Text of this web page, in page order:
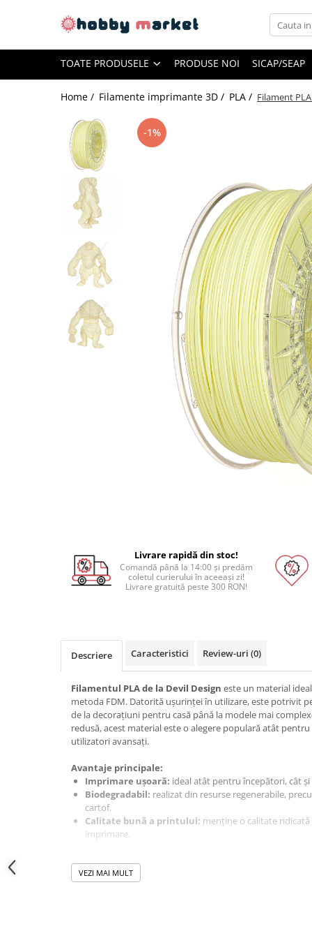
Piese si componente imprimante
Piese electrice si electronice
Piese mecanice
Pat printare
Cap printare
Incarcare, descarcare si afisare
Accesorii baterii si acumulatori
Module atasabile Arduino
Module Wireless
pentru Arduino
Ecrane LCD, TFT, OLED
Motoare si variatoare
Variatoare turatie motoare
Surse de alimentare
Alimentatoare AC-DC
TOATE PRODUSELE PRODUSE NOI SICAP/SEAP
Home / Filamente imprimante 3D / PLA / Filament
-1%
Livrare rapidă din stoc!
Comandă până la 14:00 și predăm
coletul curierului în aceeași zi!
Livrare gratuită peste 300 RON!
Descriere Caracteristici Review-uri (0)
Filamentul PLA de la Devil Design este un material
metoda FDM. Datorită ușurinței în utilizare, este potrivit
de la decorațiuni pentru casă până la modele mai
redusă, acest material este o alegere populară atât
utilizatori avansați.
Avantaje principale:
Imprimare ușoară: ideal atât pentru începători, cât
Biodegradabil: realizat din resurse regenerabile,
cartof.
Calitate bună a printului: menține o calitate
imprimare.
Utilizare produs:
PLA este potrivit pentru imprimarea modelelor supuse
VEZI MAI MULT